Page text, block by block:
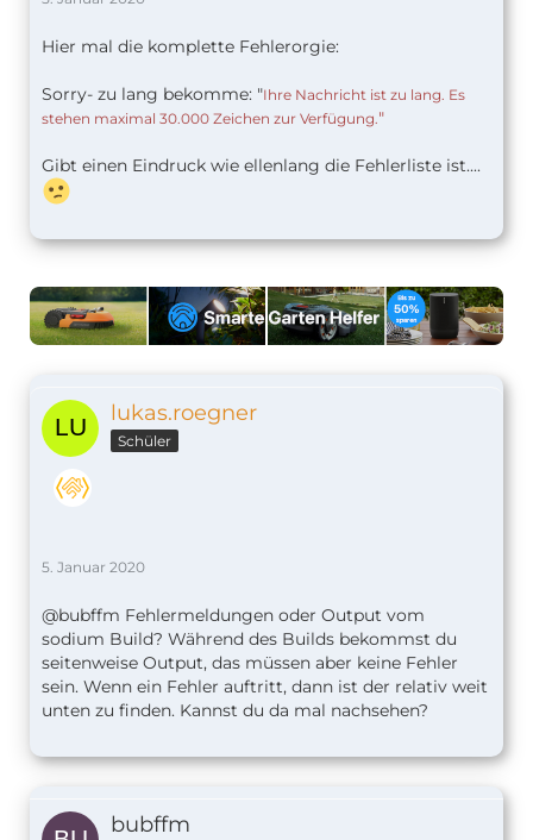
Hier mal die komplette Fehlerorgie:
Sorry- zu lang bekomme: "Ihre Nachricht ist zu lang. Es
stehen maximal 30.000 Zeichen zur Verfügung."
Gibt einen Eindruck wie ellenlang die Fehlerliste ist....
lukas.roegner
Schüler
5. Januar 2020
@bubffm Fehlermeldungen oder Output vom
sodium Build? Während des Builds bekommst du
seitenweise Output, das müssen aber keine Fehler
sein. Wenn ein Fehler auftritt, dann ist der relativ weit
unten zu finden. Kannst du da mal nachsehen?
bubffm